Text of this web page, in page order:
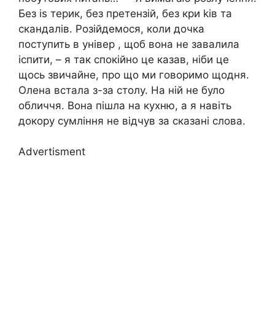
Без іs терик, без претензій, без кри kів та
скандалів. Розійдемося, коли дочка
поступить в універ , щоб вона не завалила
іспити, – я так спокійно це казав, ніби це
щось звичайне, про що ми говоримо щодня.
Олена встала з-за столу. На ній не було
обличчя. Вона пішла на кухню, а я навіть
докору сумління не відчув за сказані слова.
Advertisment